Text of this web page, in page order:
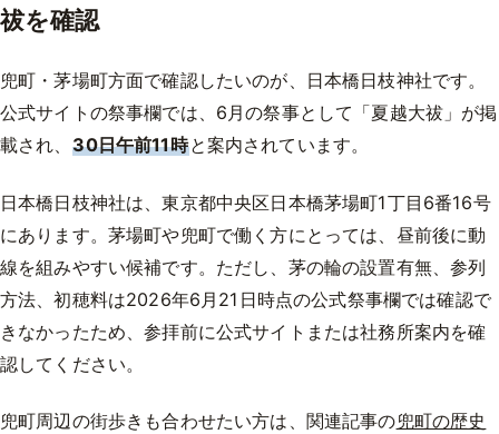
祓を確認
兜町・茅場町方面で確認したいのが、日本橋日枝神社です。
公式サイトの祭事欄では、6月の祭事として「夏越大祓」が掲
載され、 30日午前11時と案内されています。
日本橋日枝神社は、東京都中央区日本橋茅場町1丁目6番16号
にあります。茅場町や兜町で働く方にとっては、昼前後に動
線を組みやすい候補です。ただし、茅の輪の設置有無、参列
方法、初穂料は2026年6月21日時点の公式祭事欄では確認で
きなかったため、参拝前に公式サイトまたは社務所案内を確
認してください。
兜町周辺の街歩きも合わせたい方は、関連記事の兜町の歴史